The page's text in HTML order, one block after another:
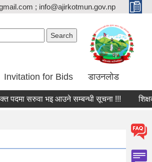
; info@ajirkotmun.gov.np
Invitation for Bids डाउनलोड
सरुवा भइ आउने सम्बन्धी सूचना !!! शिक्षक